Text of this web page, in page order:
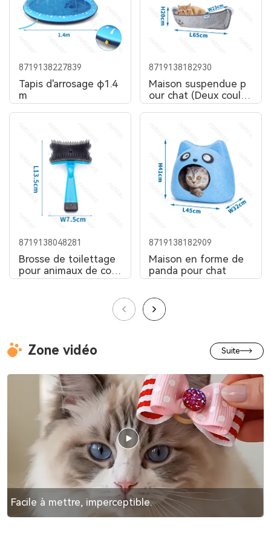
8719138227839
Tapis d'arrosage φ1.4
m
8719138182930
Maison suspendue p
our chat (Deux coule
urs)
8719138048281
Brosse de toilettage
pour animaux de com
pagnie
8719138182909
Maison en forme de
panda pour chat
Zone vidéo Suite
Facile à mettre, imperceptible.